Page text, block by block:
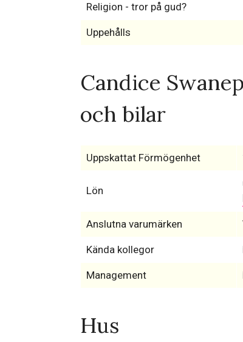
Religion - tror på gud?
Uppehålls
Candice
och bilar
Uppskattat Förmögenhet
Lön
Anslutna varumärken
Kända kollegor
Management
Hus